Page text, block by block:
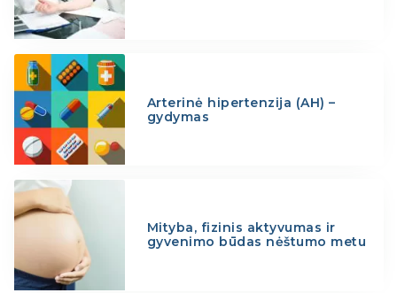
Arterinė hipertenzija (AH) –
gydymas
Mityba, fizinis aktyvumas ir
gyvenimo būdas nėštumo metu